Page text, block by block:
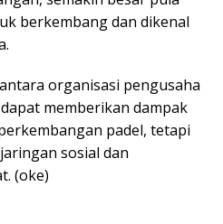
berkembang dan dikenal
organisasi pengusaha
memberikan dampak
padel, tetapi
sosial dan
(oke)